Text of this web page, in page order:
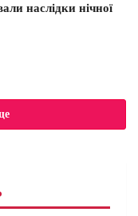
наслідки нічної